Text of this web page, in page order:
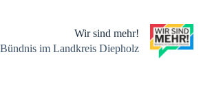
Wir sind mehr!
Bündnis im Landkreis Diepholz